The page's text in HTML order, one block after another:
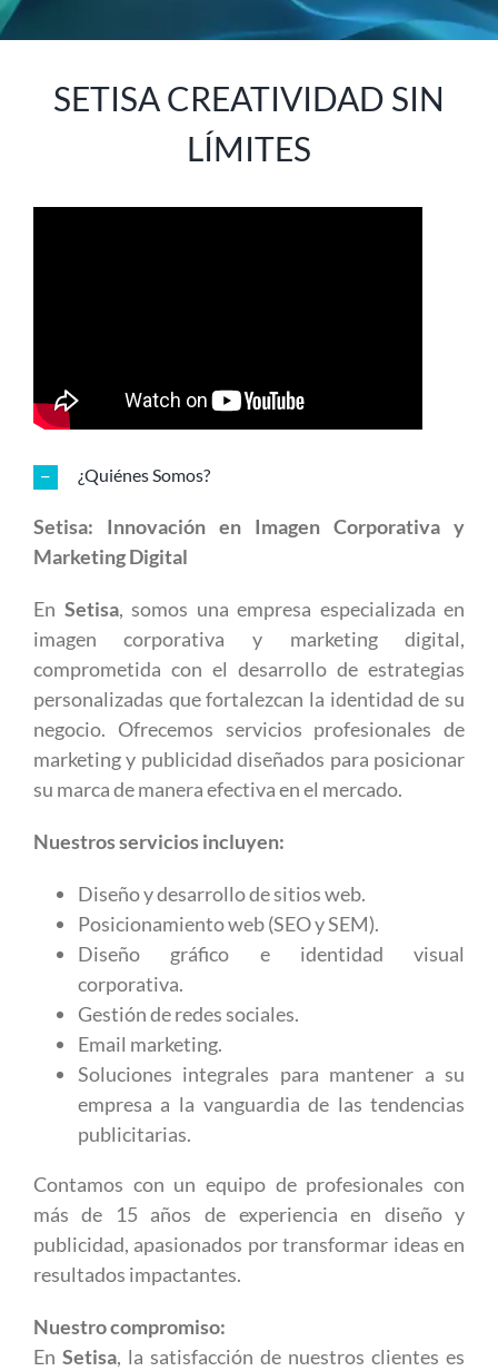
SETISA CREATIVIDAD SIN
LÍMITES
¿Quiénes Somos?
Setisa: Innovación en Imagen Corporativa y
Marketing Digital
En Setisa, somos una empresa especializada en
imagen corporativa y marketing digital,
comprometida con el desarrollo de estrategias
personalizadas que fortalezcan la identidad de su
negocio. Ofrecemos servicios profesionales de
marketing y publicidad diseñados para posicionar
su marca de manera efectiva en el mercado.
Nuestros servicios incluyen:
Diseño y desarrollo de sitios web.
Posicionamiento web (SEO y SEM).
Diseño gráfico e identidad visual
corporativa.
Gestión de redes sociales.
Email marketing.
Soluciones integrales para mantener a su
empresa a la vanguardia de las tendencias
publicitarias.
Contamos con un equipo de profesionales con
más de 15 años de experiencia en diseño y
publicidad, apasionados por transformar ideas en
resultados impactantes.
Nuestro compromiso:
En Setisa, la satisfacción de nuestros clientes es